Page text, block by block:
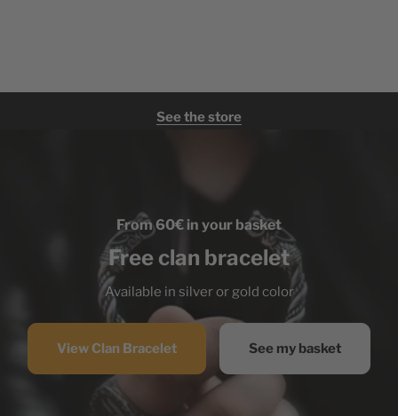
See the store
From 60€ in your basket
Free clan bracelet
Available in silver or gold color
View Clan Bracelet See my basket